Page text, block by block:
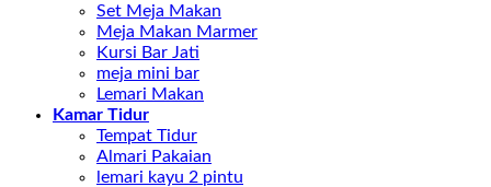
Set Meja Makan
Meja Makan Marmer
Kursi Bar Jati
meja mini bar
Lemari Makan
Kamar Tidur
Tempat Tidur
Almari Pakaian
lemari kayu 2 pintu